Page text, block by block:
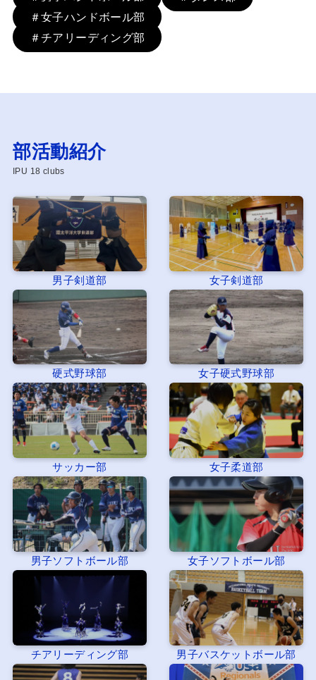
＃女子ハンドボール部
＃チアリーディング部
部活動紹介
IPU 18 clubs
男子剣道部 女子剣道部
硬式野球部 女子硬式野球部
サッカー部 女子柔道部
男子ソフトボール部 女子ソフトボール部
チアリーディング部 男子バスケットボール部